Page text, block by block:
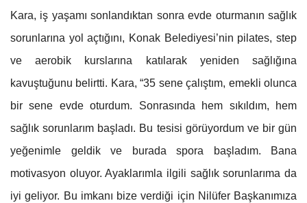
Kara, iş yaşamı sonlandıktan sonra evde oturmanın sağlık
sorunlarına yol açtığını, Konak Belediyesi’nin pilates, step
ve aerobik kurslarına katılarak yeniden sağlığına
kavuştuğunu belirtti. Kara, “35 sene çalıştım, emekli olunca
bir sene evde oturdum. Sonrasında hem sıkıldım, hem
sağlık sorunlarım başladı. Bu tesisi görüyordum ve bir gün
yeğenimle geldik ve burada spora başladım. Bana
motivasyon oluyor. Ayaklarımla ilgili sağlık sorunlarıma da
iyi geliyor. Bu imkanı bize verdiği için Nilüfer Başkanımıza